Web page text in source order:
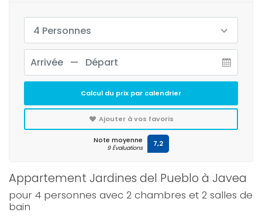
Appartement Jardines del Pueblo à Javea
pour 4 personnes avec 2 chambres et 2 salles de
bain
4 Personnes
Calcul du prix par calendrier
Ajouter à vos favoris
Note moyenne
9 Évaluations 7,2